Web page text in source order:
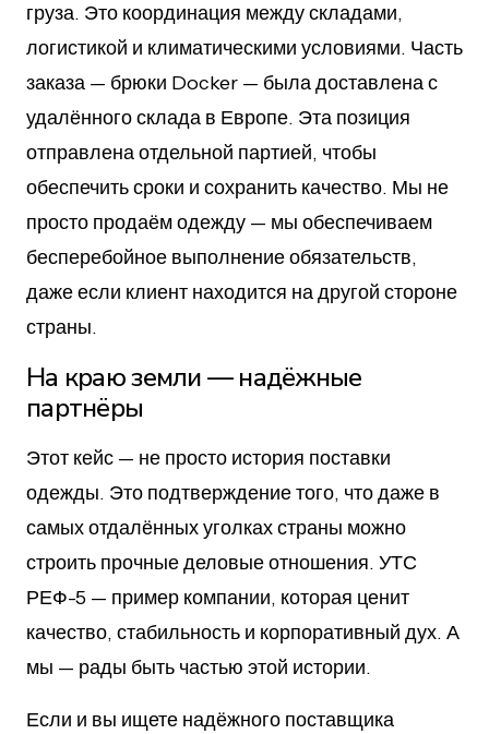
груза. Это координация между складами,
логистикой и климатическими условиями. Часть
заказа — брюки Docker — была доставлена с
удалённого склада в Европе. Эта позиция
отправлена отдельной партией, чтобы
обеспечить сроки и сохранить качество. Мы не
просто продаём одежду — мы обеспечиваем
бесперебойное выполнение обязательств,
даже если клиент находится на другой стороне
страны.
На краю земли — надёжные
партнёры
Этот кейс — не просто история поставки
одежды. Это подтверждение того, что даже в
самых отдалённых уголках страны можно
строить прочные деловые отношения. УТС
РЕФ-5 — пример компании, которая ценит
качество, стабильность и корпоративный дух. А
мы — рады быть частью этой истории.
Если и вы ищете надёжного поставщика